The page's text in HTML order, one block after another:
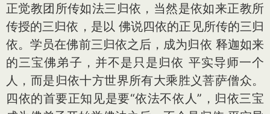
正觉教团所传如法三归依，当然是依如来正教所
传授的三归依，是以 佛说四依的正见所传的三归
依。学员在佛前三归依之后，成为归依 释迦如来
的三宝佛弟子，并不是只是归依 平实导师一个
人，而是归依十方世界所有大乘胜义菩萨僧众。
四依的首要正知见是要“依法不依人”，归依三宝